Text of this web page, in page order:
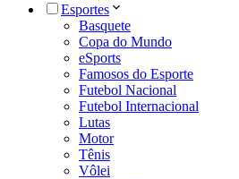
Esportes
Basquete
Copa do Mundo
eSports
Famosos do Esporte
Futebol Nacional
Futebol Internacional
Lutas
Motor
Tênis
Vôlei